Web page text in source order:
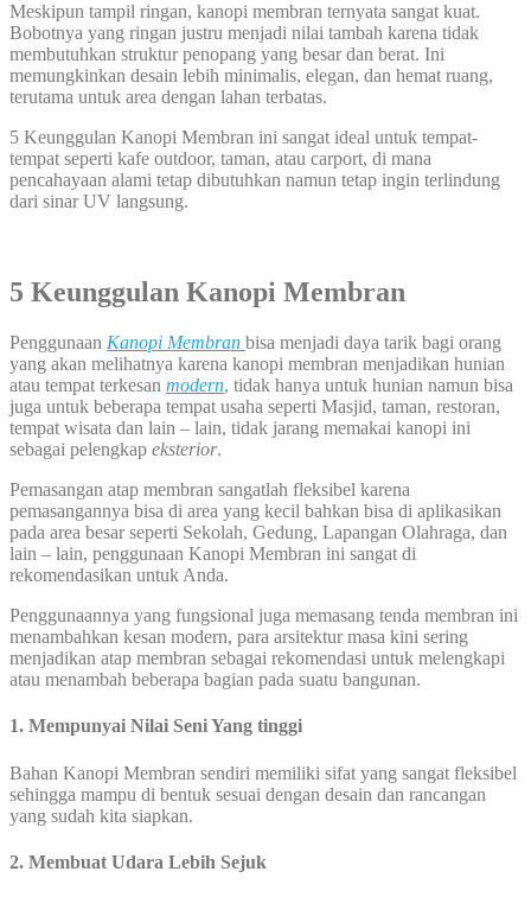
Meskipun tampil ringan, kanopi membran ternyata sangat kuat.
Bobotnya yang ringan justru menjadi nilai tambah karena tidak
membutuhkan struktur penopang yang besar dan berat. Ini
memungkinkan desain lebih minimalis, elegan, dan hemat ruang,
terutama untuk area dengan lahan terbatas.
5 Keunggulan Kanopi Membran ini sangat ideal untuk tempat-
tempat seperti kafe outdoor, taman, atau carport, di mana
pencahayaan alami tetap dibutuhkan namun tetap ingin terlindung
dari sinar UV langsung.
5 Keunggulan Kanopi Membran
Penggunaan Kanopi Membran bisa menjadi daya tarik bagi orang
yang akan melihatnya karena kanopi membran menjadikan hunian
atau tempat terkesan modern, tidak hanya untuk hunian namun bisa
juga untuk beberapa tempat usaha seperti Masjid, taman, restoran,
tempat wisata dan lain – lain, tidak jarang memakai kanopi ini
sebagai pelengkap eksterior.
Pemasangan atap membran sangatlah fleksibel karena
pemasangannya bisa di area yang kecil bahkan bisa di aplikasikan
pada area besar seperti Sekolah, Gedung, Lapangan Olahraga, dan
lain – lain, penggunaan Kanopi Membran ini sangat di
rekomendasikan untuk Anda.
Penggunaannya yang fungsional juga memasang tenda membran ini
menambahkan kesan modern, para arsitektur masa kini sering
menjadikan atap membran sebagai rekomendasi untuk melengkapi
atau menambah beberapa bagian pada suatu bangunan.
1. Mempunyai Nilai Seni Yang tinggi
Bahan Kanopi Membran sendiri memiliki sifat yang sangat fleksibel
sehingga mampu di bentuk sesuai dengan desain dan rancangan
yang sudah kita siapkan.
2. Membuat Udara Lebih Sejuk